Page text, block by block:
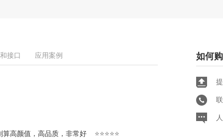
接口 应用案例
高颜值，高品质，非常好 ⭐⭐⭐⭐⭐
如何